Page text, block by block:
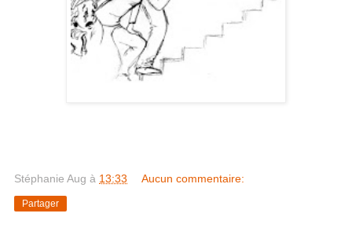
Stéphanie Aug à 13:33 Aucun commentaire:
Partager